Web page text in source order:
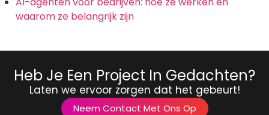
waarom ze belangrijk zijn
Heb Je Een Project In Gedachten?
Laten we ervoor zorgen dat het gebeurt!
Neem Contact Met Ons Op